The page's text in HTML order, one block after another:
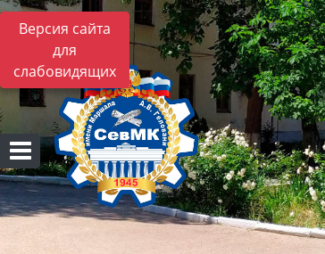
Версия сайта
для
слабовидящих